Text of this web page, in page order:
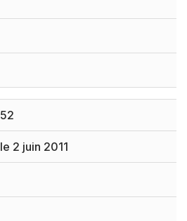
52
le 2 juin 2011